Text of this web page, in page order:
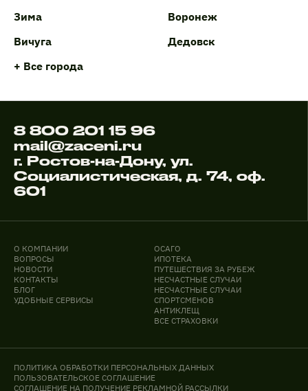
Зима
Воронеж
Вичуга
Дедовск
+ Все города
8 800 201 15 96
mail@zaceni.ru
г. Ростов-на-Дону, ул.
Социалистическая, д. 74, оф.
601
О КОМПАНИИ
ВОПРОСЫ
НОВОСТИ
КОНТАКТЫ
БЛОГ
УДОБНЫЕ СЕРВИСЫ
ОСАГО
ИПОТЕКА
ПУТЕШЕСТВИЯ ЗА РУБЕЖ
НЕСЧАСТНЫЕ СЛУЧАИ
НЕСЧАСТНЫЕ СЛУЧАИ
СПОРТСМЕНОВ
АНТИКЛЕЩ
ВСЕ СТРАХОВКИ
ПОЛИТИКА ОБРАБОТКИ ПЕРСОНАЛЬНЫХ ДАННЫХ
ПОЛЬЗОВАТЕЛЬСКОЕ СОГЛАШЕНИЕ
СОГЛАШЕНИЕ НА ПОЛУЧЕНИЕ РЕКЛАМНОЙ РАССЫЛКИ